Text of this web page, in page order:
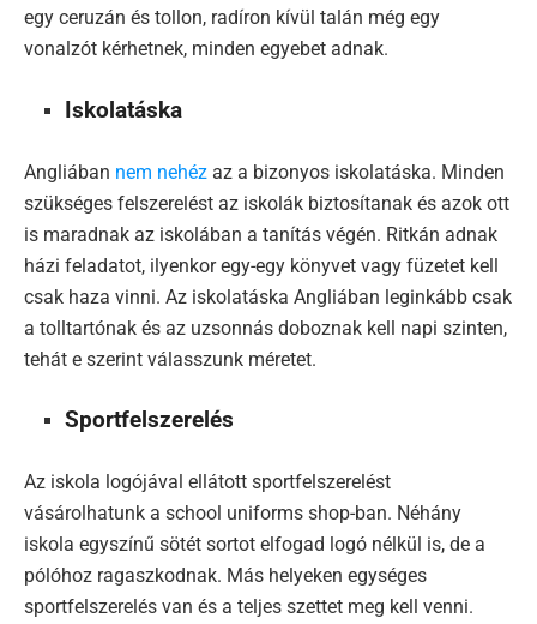
egy ceruzán és tollon, radíron kívül talán még egy
vonalzót kérhetnek, minden egyebet adnak.
Iskolatáska
Angliában nem nehéz az a bizonyos iskolatáska. Minden
szükséges felszerelést az iskolák biztosítanak és azok ott
is maradnak az iskolában a tanítás végén. Ritkán adnak
házi feladatot, ilyenkor egy-egy könyvet vagy füzetet kell
csak haza vinni. Az iskolatáska Angliában leginkább csak
a tolltartónak és az uzsonnás doboznak kell napi szinten,
tehát e szerint válasszunk méretet.
Sportfelszerelés
Az iskola logójával ellátott sportfelszerelést
vásárolhatunk a school uniforms shop-ban. Néhány
iskola egyszínű sötét sortot elfogad logó nélkül is, de a
pólóhoz ragaszkodnak. Más helyeken egységes
sportfelszerelés van és a teljes szettet meg kell venni.